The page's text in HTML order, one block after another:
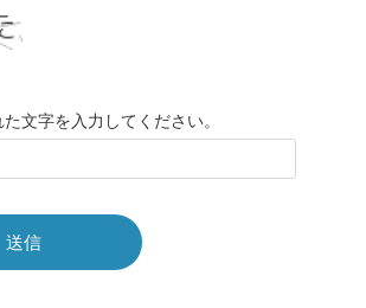
文字を入力してください。